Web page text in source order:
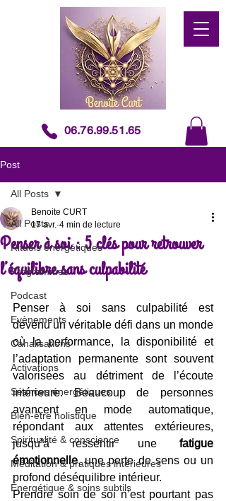
06.76.99.51.65
Post
All Posts
Rituels énergétiques
Programmes
Podcast
Evènements
Canalisations
Activations
Séances énergétiques
Bien-être holistique
Spiritualité & conscience
Méditation & pratiques intérieures
Énergétique & soins subtils
All Posts
Penser à soi : 5 clés pour retrouver
l’équilibre sans culpabilité
Benoite CURT
17 avr. 4 min de lecture
Penser à soi sans culpabilité est
devenu un véritable défi dans un monde
où la performance, la disponibilité et
l’adaptation permanente sont souvent
valorisées au détriment de l’écoute
intérieure. Beaucoup de personnes
avancent en mode automatique,
répondant aux attentes extérieures,
jusqu’à ressentir une fatigue
émotionnelle, une perte de sens ou un
profond déséquilibre intérieur.
Prendre soin de soi n’est pourtant pas